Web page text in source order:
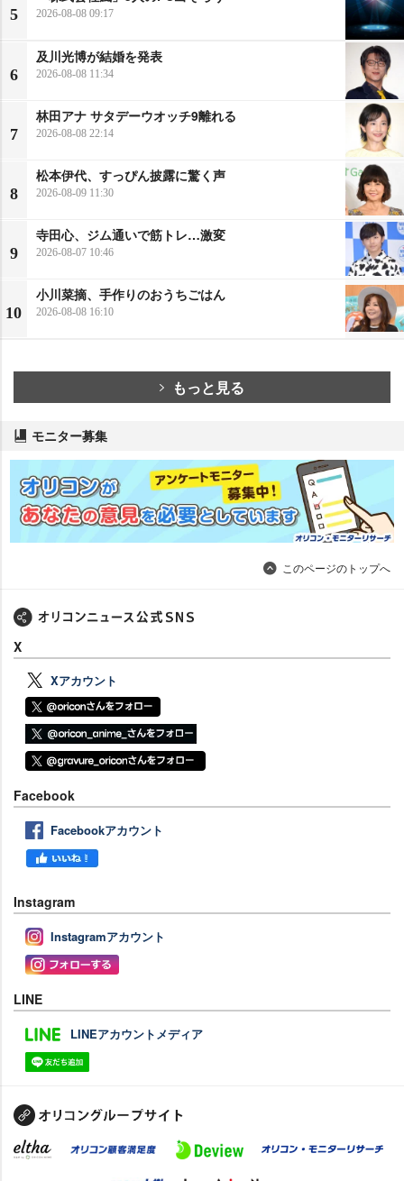
5 2026-08-08 09:17
6
及川光博が結婚を発表
2026-08-08 11:34
7
林田アナ サタデーウオッチ9離れる
2026-08-08 22:14
8
松本伊代、すっぴん披露に驚く声
2026-08-09 11:30
9
寺田心、ジム通いで筋トレ…激変
2026-08-07 10:46
10
小川菜摘、手作りのおうちごはん
2026-08-08 16:10
もっと見る
モニター募集
このページのトップへ
X
Xアカウント
Facebook
Facebookアカウント
Instagram
Instagramアカウント
LINE
LINEアカウントメディア